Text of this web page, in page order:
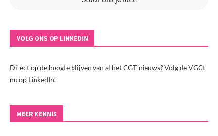
VOLG ONS OP LINKEDIN
Direct op de hoogte blijven van al het CGT-nieuws? Volg de VGCt
nu op LinkedIn!
MEER KENNIS